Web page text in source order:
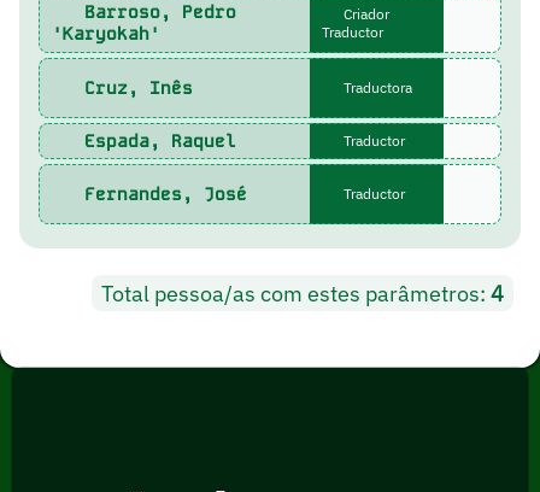
Barroso, Pedro
'Karyokah'
Criador
Traductor
Cruz, Inês Traductora
Espada, Raquel Traductor
Fernandes, José Traductor
Total pessoa/as com estes parâmetros: 4